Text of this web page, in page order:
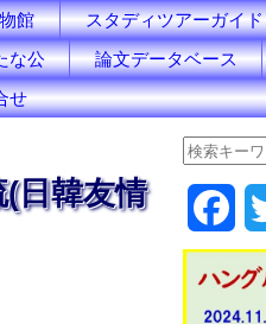
館 スタディツアーガイド
な公 論文データベース
せ
日韓友情
a